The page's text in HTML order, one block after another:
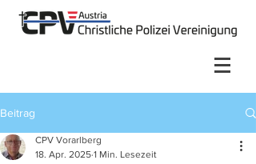
Beitrag
CPV Vorarlberg
18. Apr. 2025 1 Min. Lesezeit